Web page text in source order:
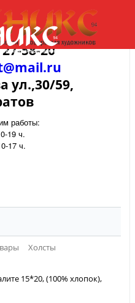
58-20
ул.,30/59,
работы:
19 ч.
17 ч.
Холсты
15*20, (100% хлопок),